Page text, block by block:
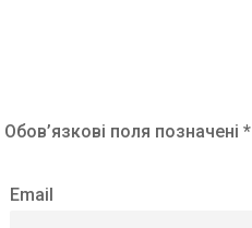
Обов’язкові поля позначені *
Email